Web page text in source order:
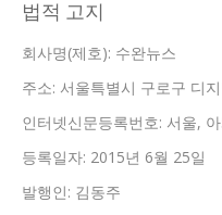
법적 고지
회사명(제호): 수완뉴스
주소: 서울특별시 구로구 디
인터넷신문등록번호: 서울,
등록일자: 2015년 6월 25일
발행인: 김동주